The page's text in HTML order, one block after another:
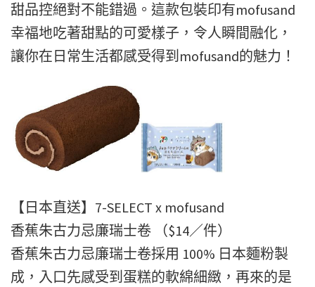
甜品控絕對不能錯過。這款包裝印有mofusand
幸福地吃著甜點的可愛樣子，令人瞬間融化，
讓你在日常生活都感受得到mofusand的魅力！
【日本直送】7-SELECT x mofusand
香蕉朱古力忌廉瑞士卷 （$14／件）
香蕉朱古力忌廉瑞士卷採用 100% 日本麵粉製
成，入口先感受到蛋糕的軟綿細緻，再來的是